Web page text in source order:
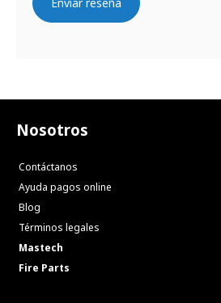
Nosotros
Contáctanos
Ayuda pagos online
Blog
Términos legales
Mastech
Fire Parts